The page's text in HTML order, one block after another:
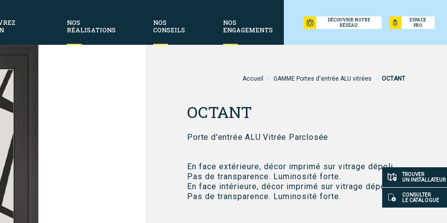
NOS
RÉALISATIONS
NOS
CONSEILS
NOS
ENGAGEMENTS
Accès
rapide
TROUVER
UN INSTALLATEUR
CONSULTER
LE CATALOGUE
DÉCOUVRIR NOTRE
RÉSEAU
ESPACE
PRO
Accueil GAMME Portes d'entrée ALU vitrées OCTANT
OCTANT
Porte d'entrée ALU Vitrée Parclosée
En face extérieure, décor imprimé sur vitrage dépoli.
Pas de transparence. Luminosité forte.
En face intérieure, décor imprimé sur vitrage dépoli.
Pas de transparence. Luminosité forte.